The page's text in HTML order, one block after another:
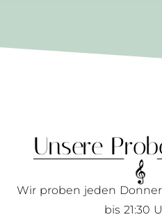
Unsere
Wir proben jeden
bis 21:30